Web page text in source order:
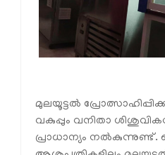
മുലയൂട്ടല്‍
വകുപ്പും വനിതാ
പ്രാധാന്യം നല്‍കുന്നുണ്ട്.